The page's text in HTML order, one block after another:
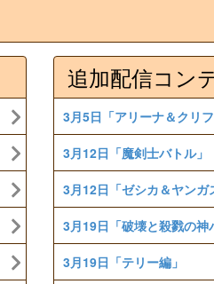
追加配信コン
3月5日「アリーナ＆クリフ
3月12日「魔剣士バトル」
3月12日「ゼシカ＆ヤンガ
3月19日「破壊と殺戮の神
3月19日「テリー編」